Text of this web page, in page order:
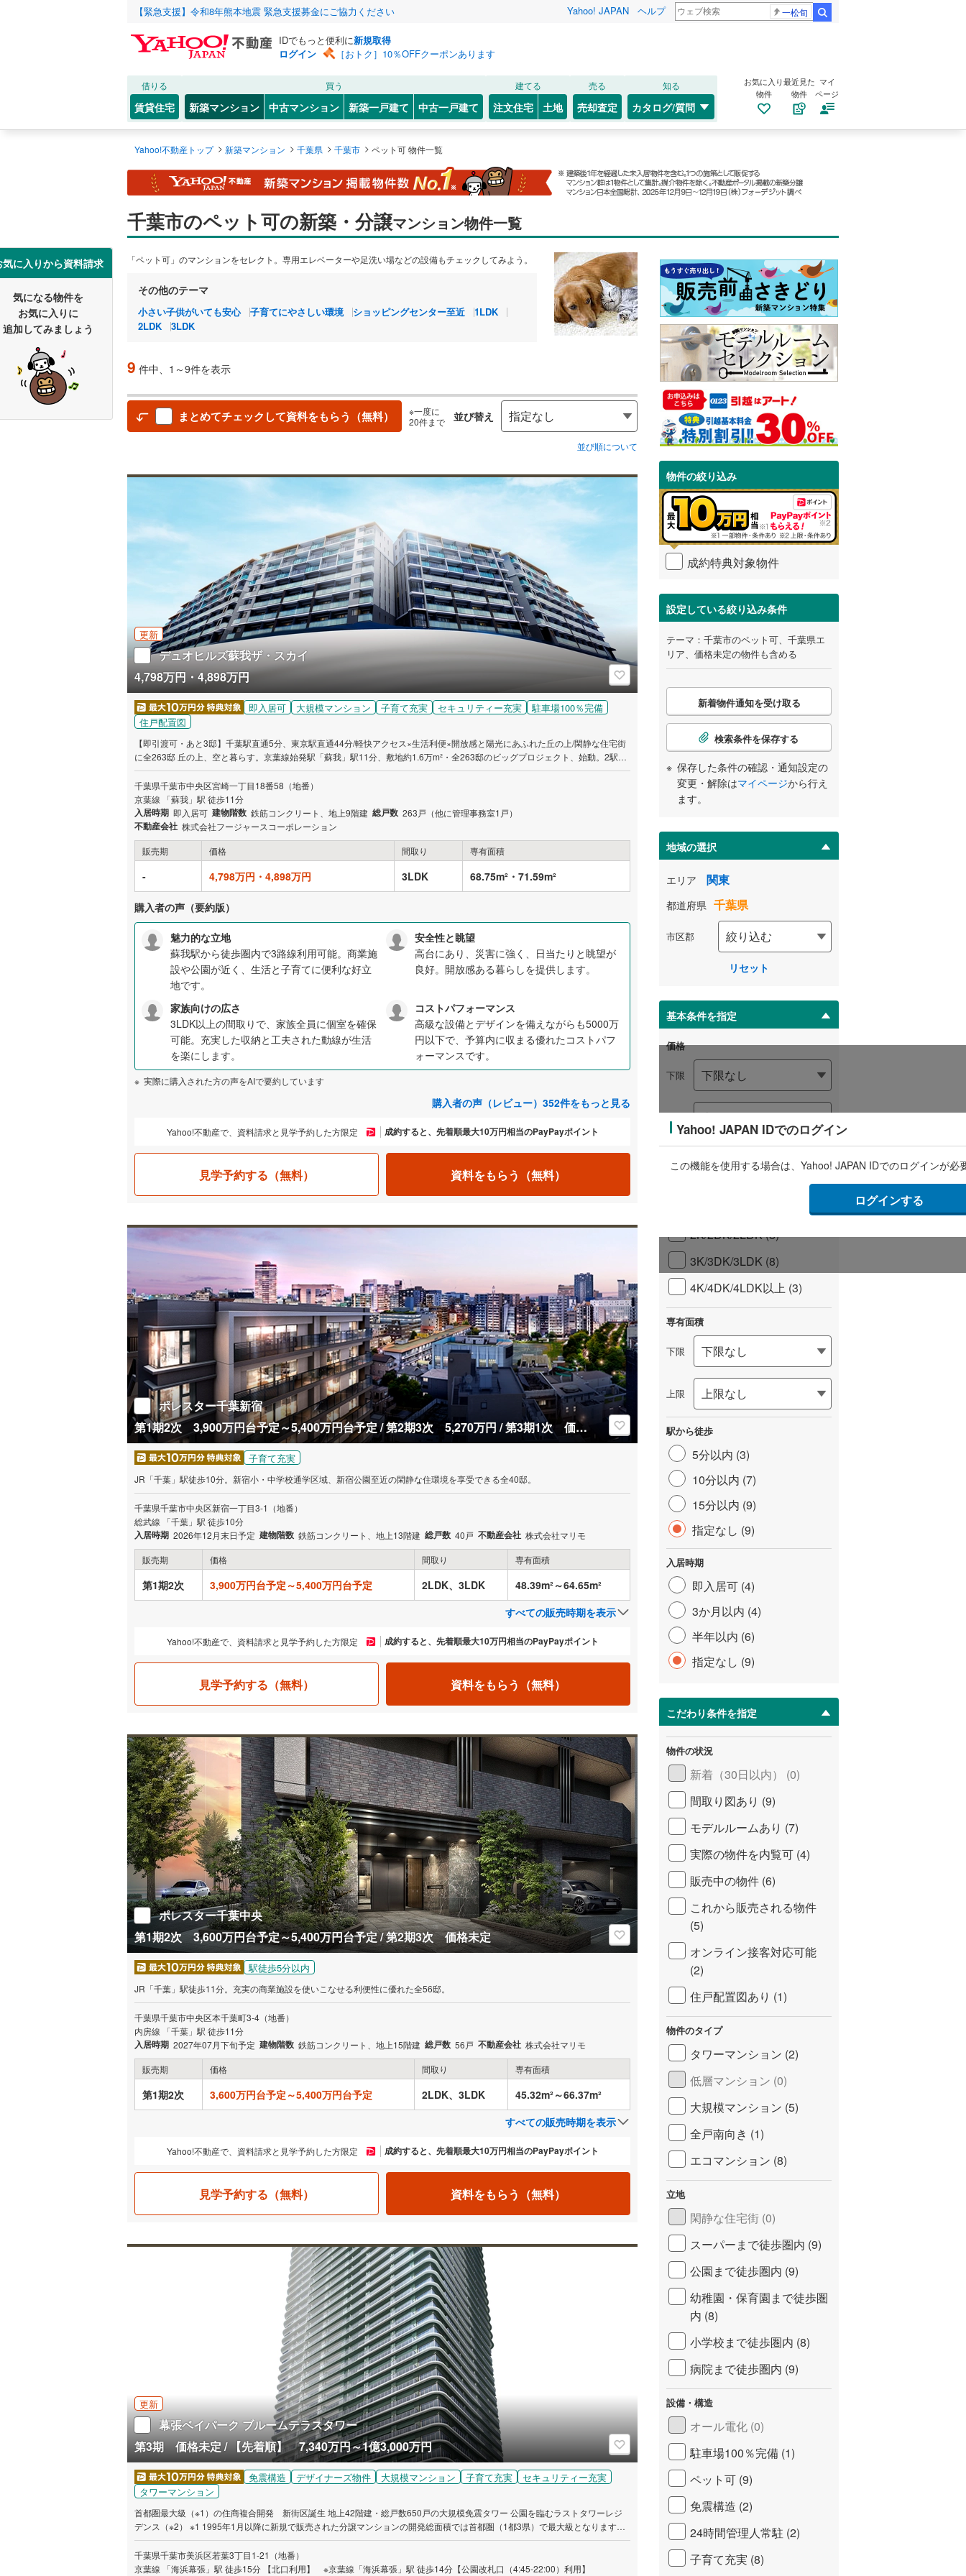
【緊急支援】令和8年熊本地震 緊急支援募金にご協力ください Yahoo! JAPAN ヘルプ 一松旬
IDでもっと便利に新規取得
ログイン
［おトク］10％OFFクーポンあります
借りる
賃貸住宅
買う
新築マンション 中古マンション 新築一戸建て 中古一戸建て
建てる
注文住宅 土地
売る
売却査定
知る
カタログ/質問
お気に入り
物件
最近見た
物件
マイ
ページ
Yahoo!不動産トップ> 新築マンション > 千葉県 > 千葉市 > ペット可 物件一覧
千葉市のペット可の新築・分譲マンション物件一覧
「ペット可」のマンションをセレクト。専用エレベーターや足洗い場などの設備もチェックしてみよう。
その他のテーマ
小さい子供がいても安心 子育てにやさしい環境 ショッピングセンター至近
1LDK
2LDK
3LDK
9 件中、1～9件を表示
まとめてチェックして資料をもらう（無料）
※一度に
20件まで
並び替え
並び順について
デュオヒルズ蘇我ザ・スカイ
更新
4,798万円・4,898万円
即入居可 大規模マンション 子育て充実 セキュリティー充実
駐車場100％完備
住戸配置図
【即引渡可・あと3邸】千葉駅直通5分、東京駅直通44分/軽快アクセス×生活利便×開放感と陽光にあふれた丘の上/閑静な住宅街
に全263邸 丘の上、空と暮らす。京葉線始発駅「蘇我」駅11分、敷地約1.6万m²・全263邸のビッグプロジェクト、始動。2駅4
路線利用可、東京直通44分。徒歩圏の生活利便が魅力の住宅地。多彩な暮らしを叶えるオリジナルプランを多数ご用意。
千葉県千葉市中央区宮崎一丁目18番58（地番）
京葉線 「蘇我」駅 徒歩11分
入居時期 即入居可 建物階数 鉄筋コンクリート、地上9階建 総戸数 263戸（他に管理事務室1戸）
不動産会社 株式会社フージャースコーポレーション
販売期
価格 間取り 専有面積
- 4,798万円・4,898万円 3LDK 68.75m²・71.59m²
購入者の声（要約版）
魅力的な立地
蘇我駅から徒歩圏内で3路線利用可能。商業施
設や公園が近く、生活と子育てに便利な好立
地です。
安全性と眺望
高台にあり、災害に強く、日当たりと眺望が
良好。開放感ある暮らしを提供します。
家族向けの広さ
3LDK以上の間取りで、家族全員に個室を確保
可能。充実した収納と工夫された動線が生活
を楽にします。
コストパフォーマンス
高級な設備とデザインを備えながらも5000万
円以下で、予算内に収まる優れたコストパフ
ォーマンスです。
実際に購入された方の声をAIで要約しています
購入者の声（レビュー）352件をもっと見る
Yahoo!不動産で、資料請求と見学予約した方限定 成約すると、先着順最大10万円相当のPayPayポイント
見学予約する（無料） 資料をもらう（無料）
ポレスター千葉新宿
第1期2次 3,900万円台予定～5,400万円台予定 / 第2期3次 5,270万円 / 第3期1次 価格未定
子育て充実
JR「千葉」駅徒歩10分。新宿小・中学校通学区域、新宿公園至近の閑静な住環境を享受できる全40邸。
千葉県千葉市中央区新宿一丁目3-1（地番）
総武線 「千葉」駅 徒歩10分
入居時期 2026年12月末日予定 建物階数 鉄筋コンクリート、地上13階建 総戸数 40戸 不動産会社 株式会社マリモ
販売期
価格 間取り 専有面積
第1期2次 3,900万円台予定～5,400万円台予定 2LDK、3LDK
48.39m²～64.65m²
すべての販売時期を表示
Yahoo!不動産で、資料請求と見学予約した方限定 成約すると、先着順最大10万円相当のPayPayポイント
見学予約する（無料） 資料をもらう（無料）
ポレスター千葉中央
第1期2次 3,600万円台予定～5,400万円台予定 / 第2期3次 価格未定
駅徒歩5分以内
JR「千葉」駅徒歩11分。充実の商業施設を使いこなせる利便性に優れた全56邸。
千葉県千葉市中央区本千葉町3-4（地番）
内房線 「千葉」駅 徒歩11分
入居時期 2027年07月下旬予定 建物階数 鉄筋コンクリート、地上15階建 総戸数 56戸 不動産会社 株式会社マリモ
販売期
価格 間取り 専有面積
第1期2次 3,600万円台予定～5,400万円台予定 2LDK、3LDK
45.32m²～66.37m²
すべての販売時期を表示
Yahoo!不動産で、資料請求と見学予約した方限定 成約すると、先着順最大10万円相当のPayPayポイント
見学予約する（無料） 資料をもらう（無料）
幕張ベイパーク ブルームテラスタワー
更新
第3期 価格未定 / 【先着順】 7,340万円～1億3,000万円
免震構造 デザイナーズ物件 大規模マンション 子育て充実
セキュリティー充実
タワーマンション
首都圏最大級（※1）の住商複合開発 新街区誕生 地上42階建・総戸数650戸の大規模免震タワー 公園を臨むラストタワーレジ
デンス（※2） ※1 1995年1月以降に新規で販売された分譲マンションの開発総面積では首都圏（1都3県）で最大級となります。
（対象期間1995年1月～2025年8月までのMRC調査・捕捉分に基づく分譲マンションデータより） ※2 2025年9月時点での計画
では、本物件は若葉3丁目公園を臨む幕張ベイパーク内最後の新築分譲タワーレジデンスになります。 【エントリー受付中】 ※
まず資料請求ボタンより、エントリーをお願い致します。スケジュールなどの最新情報をメール等でご案内いたします。
千葉県千葉市美浜区若葉3丁目1-21（地番）
京葉線 「海浜幕張」駅 徒歩15分 【北口利用】 ※京葉線「海浜幕張」駅 徒歩14分【公園改札口（4:45-22:00）利用】
気に入りから資料請求
気になる物件を
お気に入りに
追加してみましょう
物件の絞り込み
成約特典対象物件
設定している絞り込み条件
テーマ：千葉市のペット可、千葉県エ
リア、価格未定の物件も含める
こ
検
条
件
を
受
け
取
・
件
ペ
ー
に
存
る
新着物件通知を受け取る
検索条件を保存する
保存した条件の確認・通知設定の
変更・解除はマイページから行え
ます。
Yahoo! JAPAN IDでのログイン
この機能を使用する場合は、Yahoo! JAPAN IDでのログインが必
ログインする
地域の選択
エリア 関東
都道府県 千葉県
市区郡
リセット
基本条件を指定
価格
下限
価格未定の物件も含める
2K/2DK/2LDK (8)
3K/3DK/3LDK (8)
4K/4DK/4LDK以上 (3)
専有面積
下限
上限
駅から徒歩
5分以内 (3)
10分以内 (7)
15分以内 (9)
指定なし (9)
入居時期
即入居可 (4)
3か月以内 (4)
半年以内 (6)
指定なし (9)
こだわり条件を指定
物件の状況
新着（30日以内） (0)
間取り図あり (9)
モデルルームあり (7)
実際の物件を内覧可 (4)
販売中の物件 (6)
これから販売される物件
(5)
オンライン接客対応可能
(2)
住戸配置図あり (1)
物件のタイプ
タワーマンション (2)
低層マンション (0)
大規模マンション (5)
全戸南向き (1)
エコマンション (8)
立地
閑静な住宅街 (0)
スーパーまで徒歩圏内 (9)
公園まで徒歩圏内 (9)
幼稚園・保育園まで徒歩圏
内 (8)
小学校まで徒歩圏内 (8)
病院まで徒歩圏内 (9)
設備・構造
オール電化 (0)
駐車場100％完備 (1)
ペット可 (9)
免震構造 (2)
24時間管理人常駐 (2)
子育て充実 (8)